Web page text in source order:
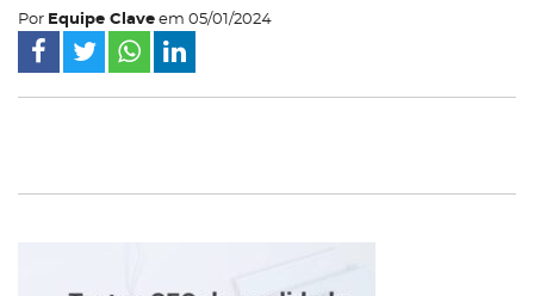
Por Equipe Clave em 05/01/2024